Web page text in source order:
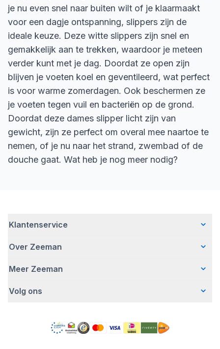
je nu even snel naar buiten wilt of je klaarmaakt
voor een dagje ontspanning, slippers zijn de
ideale keuze. Deze witte slippers zijn snel en
gemakkelijk aan te trekken, waardoor je meteen
verder kunt met je dag. Doordat ze open zijn
blijven je voeten koel en geventileerd, wat perfect
is voor warme zomerdagen. Ook beschermen ze
je voeten tegen vuil en bacteriën op de grond.
Doordat deze dames slipper licht zijn van
gewicht, zijn ze perfect om overal mee naartoe te
nemen, of je nu naar het strand, zwembad of de
douche gaat. Wat heb je nog meer nodig?
Klantenservice
Veelgestelde vragen
Bezorgen
Retourneren
Over Zeeman
Wie wij zijn
Hoe wij verantwoord ondernemen
MVO jaarverslag
Meer Zeeman
Veiligheidswaarschuwing
Gratis romperactie
Volg ons